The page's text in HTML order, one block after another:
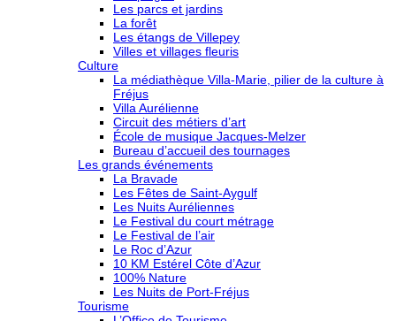
Les parcs et jardins
La forêt
Les étangs de Villepey
Villes et villages fleuris
Culture
La médiathèque Villa-Marie, pilier de la culture à
Fréjus
Villa Aurélienne
Circuit des métiers d’art
École de musique Jacques-Melzer
Bureau d’accueil des tournages
Les grands événements
La Bravade
Les Fêtes de Saint-Aygulf
Les Nuits Auréliennes
Le Festival du court métrage
Le Festival de l’air
Le Roc d’Azur
10 KM Estérel Côte d’Azur
100% Nature
Les Nuits de Port-Fréjus
Tourisme